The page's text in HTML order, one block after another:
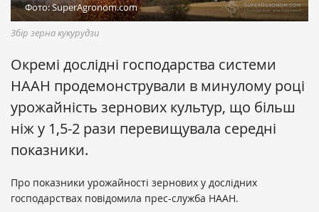
Фото: SuperAgronom.com
Збір зерна кукурудзи
Окремі дослідні господарства системи
НААН продемонстрували в минулому році
урожайність зернових культур, що більш
ніж у 1,5-2 рази перевищувала середні
показники.
Про показники урожайності зернових у дослідних
господарствах повідомила прес-служба НААН.